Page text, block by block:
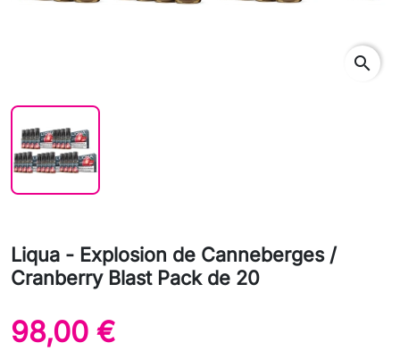
search
Liqua - Explosion de Canneberges /
Cranberry Blast Pack de 20
98,00 €